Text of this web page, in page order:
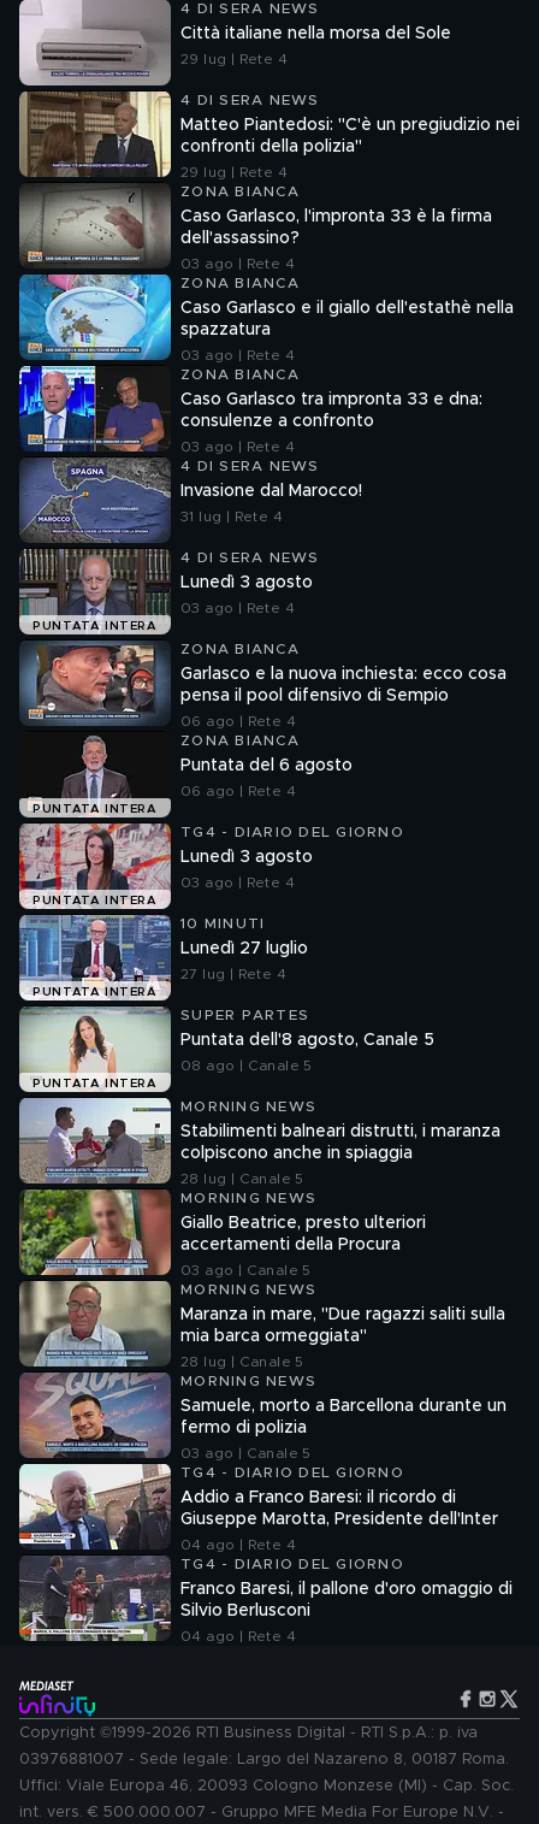
4 DI SERA NEWS
Città italiane nella morsa del Sole
29 lug | Rete 4
4 DI SERA NEWS
Matteo Piantedosi: "C'è un pregiudizio nei
confronti della polizia"
29 lug | Rete 4
ZONA BIANCA
Caso Garlasco, l'impronta 33 è la firma
dell'assassino?
03 ago | Rete 4
ZONA BIANCA
Caso Garlasco e il giallo dell'estathè nella
spazzatura
03 ago | Rete 4
ZONA BIANCA
Caso Garlasco tra impronta 33 e dna:
consulenze a confronto
03 ago | Rete 4
4 DI SERA NEWS
Invasione dal Marocco!
31 lug | Rete 4
PUNTATA INTERA
4 DI SERA NEWS
Lunedì 3 agosto
03 ago | Rete 4
ZONA BIANCA
Garlasco e la nuova inchiesta: ecco cosa
pensa il pool difensivo di Sempio
06 ago | Rete 4
PUNTATA INTERA
ZONA BIANCA
Puntata del 6 agosto
06 ago | Rete 4
PUNTATA INTERA
TG4 - DIARIO DEL GIORNO
Lunedì 3 agosto
03 ago | Rete 4
PUNTATA INTERA
10 MINUTI
Lunedì 27 luglio
27 lug | Rete 4
PUNTATA INTERA
SUPER PARTES
Puntata dell'8 agosto, Canale 5
08 ago | Canale 5
MORNING NEWS
Stabilimenti balneari distrutti, i maranza
colpiscono anche in spiaggia
28 lug | Canale 5
MORNING NEWS
Giallo Beatrice, presto ulteriori
accertamenti della Procura
03 ago | Canale 5
MORNING NEWS
Maranza in mare, "Due ragazzi saliti sulla
mia barca ormeggiata"
28 lug | Canale 5
MORNING NEWS
Samuele, morto a Barcellona durante un
fermo di polizia
03 ago | Canale 5
TG4 - DIARIO DEL GIORNO
Addio a Franco Baresi: il ricordo di
Giuseppe Marotta, Presidente dell'Inter
04 ago | Rete 4
TG4 - DIARIO DEL GIORNO
Franco Baresi, il pallone d'oro omaggio di
Silvio Berlusconi
04 ago | Rete 4
Copyright ©1999-2026 RTI Business Digital - RTI S.p.A.: p. iva
03976881007 - Sede legale: Largo del Nazareno 8, 00187 Roma.
Uffici: Viale Europa 46, 20093 Cologno Monzese (MI) - Cap. Soc.
int. vers. € 500.000.007 - Gruppo MFE Media For Europe N.V. -